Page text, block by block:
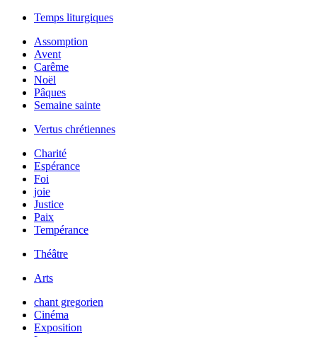
Temps liturgiques
Assomption
Avent
Carême
Noël
Pâques
Semaine sainte
Vertus chrétiennes
Charité
Espérance
Foi
joie
Justice
Paix
Tempérance
Théâtre
Arts
chant gregorien
Cinéma
Exposition